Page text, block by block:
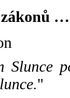
zákonů …
Slunce
"